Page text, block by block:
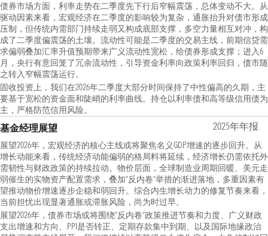
债券市场方面，利率走势在二季度先下行后窄幅震荡，总体变动不大。从
驱动因素来看，宏观经济在二季度的影响较为复杂，通胀抬升对债市形成
压制，但传统内需部门持续走弱又构成底部支撑，多空力量相互对冲，构
成了二季度偏震荡的土壤。流动性可能是二季度的交易主线，前期信贷需
求偏弱叠加汇率升值预期带来广义流动性宽松，给债券形成支撑；进入6
月，央行有意回笼了冗余流动性，引导资金利率向政策利率回归，债市随
之转入窄幅震荡运行。
固收投资上，我们在2026年二季度大部分时间保持了中性偏高的久期，主
要基于宽松的资金面和陡峭的利率曲线。持仓以利率债和高等级信用债为
主，严格防范信用风险。
基金经理展望 2025年年报
展望2026年，宏观经济的核心主线或将聚焦名义GDP增速的逐步回升。从
增长动能来看，传统经济动能偏弱的格局料将延续，经济增长仍需依托外
需韧性与财政政策的持续拉动。物价层面，全球制造业周期回暖、美元走
弱催生的实物资产配置需求，叠加“反内卷”举措的渐进落地，多重因素有
望推动物价增速逐步企稳和弱回升。综合内生增长动力的修复节奏来看，
当前担忧出现显著通胀或滞胀风险，尚为时过早。
展望2026年，债券市场或将围绕“反内卷”政策推进节奏和力度、广义财政
支出增速和方向、PPI是否转正、定期存款集中到期、以及国际地缘政治